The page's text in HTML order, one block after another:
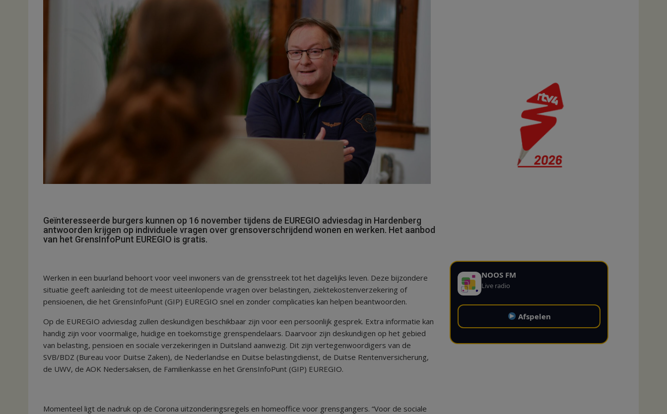
Geïnteresseerde burgers kunnen op 16 november tijdens de EUREGIO adviesdag in Hardenberg
antwoorden krijgen op individuele vragen over grensoverschrijdend wonen en werken. Het aanbod
van het GrensInfoPunt EUREGIO is gratis.
Werken in een buurland behoort voor veel inwoners van de grensstreek tot het dagelijks leven. Deze bijzondere
situatie geeft aanleiding tot de meest uiteenlopende vragen over belastingen, ziektekostenverzekering of
pensioenen, die het GrensInfoPunt (GIP) EUREGIO snel en zonder complicaties kan helpen beantwoorden.
Op de EUREGIO adviesdag zullen deskundigen beschikbaar zijn voor een persoonlijk gesprek. Extra informatie kan
handig zijn voor voormalige, huidige en toekomstige grenspendelaars. Daarvoor zijn deskundigen op het gebied
van belasting, pensioen en sociale verzekeringen in Duitsland aanwezig. Dit zijn vertegenwoordigers van de
SVB/BDZ (Bureau voor Duitse Zaken), de Nederlandse en Duitse belastingdienst, de Duitse Rentenversicherung,
de UWV, de AOK Nedersaksen, de Familienkasse en het GrensInfoPunt (GIP) EUREGIO.
Momenteel ligt de nadruk op de Corona uitzonderingsregels en homeoffice voor grensgangers. “Voor de sociale
NOOS FM
Live radio
Afspelen